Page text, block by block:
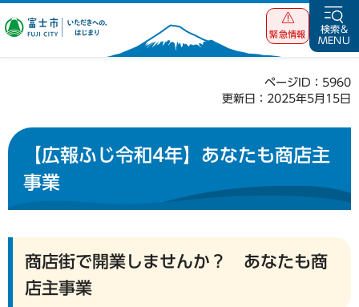
富士市 いただ
緊急情報
検索&
MENU
ページID：5960
更新日：2025年5月15日
【広報ふじ令和4年】あなたも商店主
事業
商店街で開業しませんか？ あなたも商
店主事業